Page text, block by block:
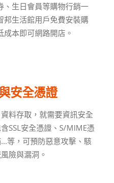
、生日會員等購物行銷一
邦生活館用戶免費安裝購
本即可網路開店。
安全憑證
料存取，就需要資訊安全
SSL安全憑證、S/MIME憑
等，可預防惡意攻擊、駭
險與漏洞。